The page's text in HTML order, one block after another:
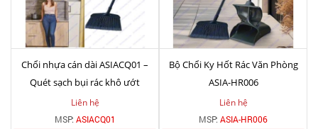
Chổi nhựa cán dài ASIACQ01 –
Quét sạch bụi rác khô ướt
Liên hệ
MSP: ASIACQ01
Bộ Chổi Ky Hốt Rác Văn Phòng
ASIA-HR006
Liên hệ
MSP: ASIA-HR006